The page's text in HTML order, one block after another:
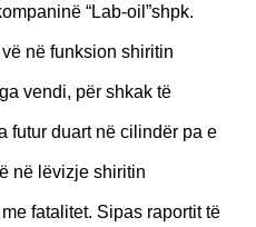
“Lab-oil”shpk.
në funksion shiritin
vendi, për shkak të
futur duart në cilindër pa e
në lëvizje shiritin
fatalitet. Sipas raportit të